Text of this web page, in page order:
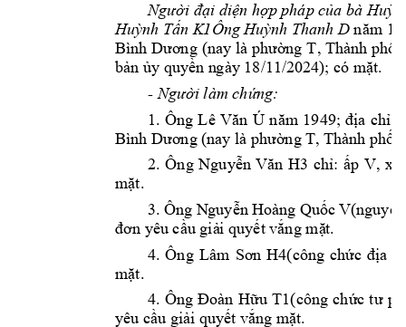
Người đại diện hợp pháp của bà
Huỳnh Tấn K1Ông Huỳnh Thanh D năm
Bình Dương (nay là phường T, Thành phố
bản ủy quyền ngày 18/11/2024); có mặt.
- Người làm chứng:
1. Ông Lê Văn Ú năm 1949; địa chỉ:
Bình Dương (nay là phường T, Thành phố
2. Ông Nguyễn Văn H3 chỉ: ấp V, x
mặt.
3. Ông Nguyễn Hoàng Quốc
đơn yêu cầu giải quyết vắng mặt.
4. Ông Lâm Sơn H4(công chức địa
mặt.
4. Ông Đoàn Hữu T1(công chức tư
yêu cầu giải quyết vắng mặt.